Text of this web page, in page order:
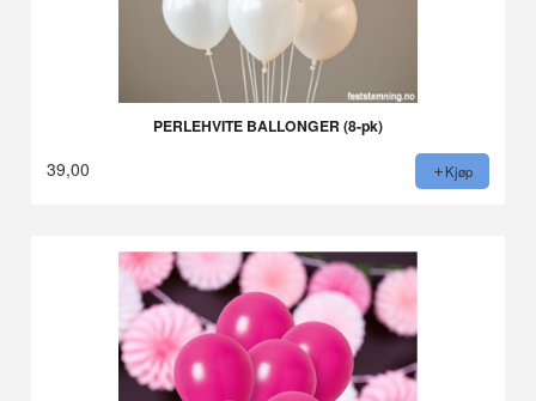
PERLEHVITE BALLONGER (8-pk)
39,00 Kjøp